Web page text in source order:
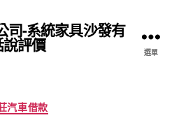
司-系統家具沙發有
評價 選單
分
汽車借款